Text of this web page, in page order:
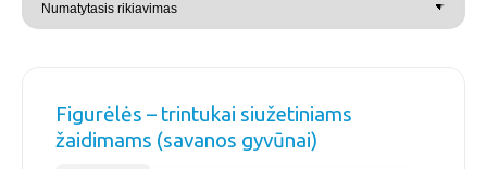
Figurėlės – trintukai siužetiniams
žaidimams (savanos gyvūnai)